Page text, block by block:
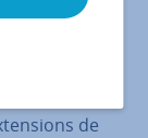
uti­li­sa­tion
de
cor­res­
de